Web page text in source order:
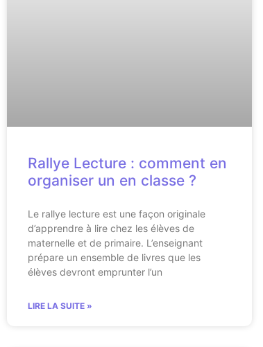
Rallye Lecture : comment en
organiser un en classe ?
Le rallye lecture est une façon originale
d’apprendre à lire chez les élèves de
maternelle et de primaire. L’enseignant
prépare un ensemble de livres que les
élèves devront emprunter l’un
LIRE LA SUITE »